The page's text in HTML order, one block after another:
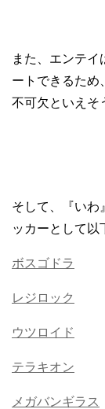
また、エンテイ
ートできるため
不可欠といえそ
そして、『いわ
ッカーとして
ボスゴドラ
レジロック
ウツロイド
テラキオン
メガバンギラス